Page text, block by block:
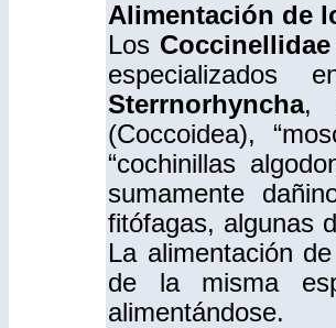
Alimentación de
Los Coccinellidae
Sterrnorhyncha,
(Coccoidea),
“cochinillas
sumamente
fitófagas, algunas
La alimentación
de la misma
alimentándose.